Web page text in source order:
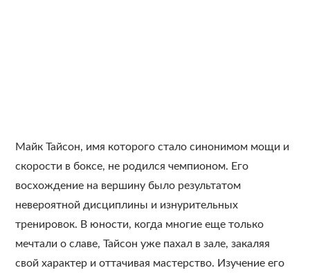
Майк Тайсон, имя которого стало синонимом мощи и
скорости в боксе, не родился чемпионом. Его
восхождение на вершину было результатом
невероятной дисциплины и изнурительных
тренировок. В юности, когда многие еще только
мечтали о славе, Тайсон уже пахал в зале, закаляя
свой характер и оттачивая мастерство. Изучение его